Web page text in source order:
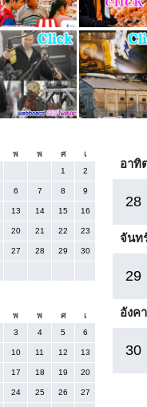
พ พ ศ
เ
1
2
6 7 8 9
13 14 15 16
20 21 22 23
27 28 29 30
พ พ ศ
เ
3 4 5 6
10 11 12 13
17 18 19 20
24 25 26 27
อาทิ
28
จันท
29
อังค
30